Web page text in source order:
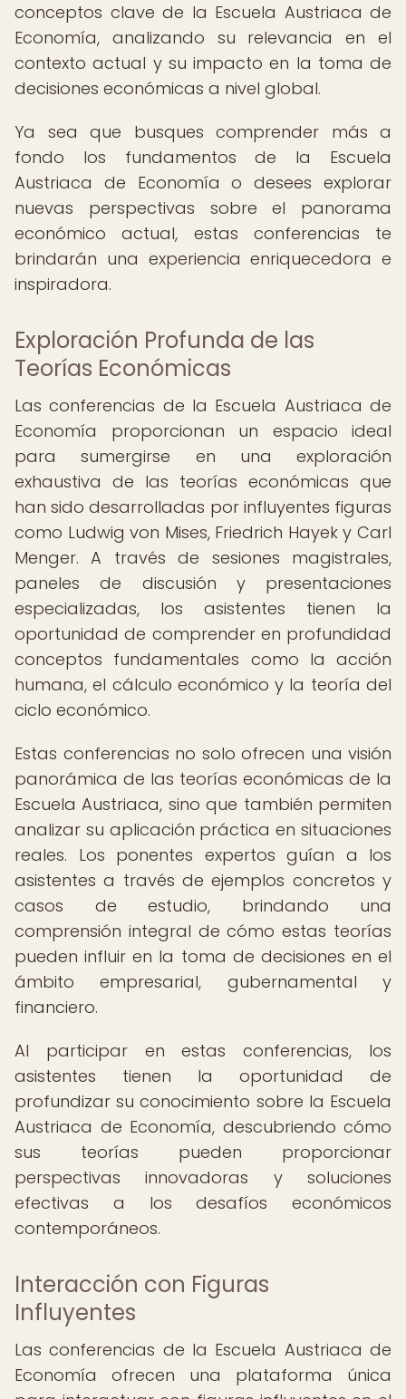
conceptos clave de la Escuela Austriaca de
Economía, analizando su relevancia en el
contexto actual y su impacto en la toma de
decisiones económicas a nivel global.
Ya sea que busques comprender más a
fondo los fundamentos de la Escuela
Austriaca de Economía o desees explorar
nuevas perspectivas sobre el panorama
económico actual, estas conferencias te
brindarán una experiencia enriquecedora e
inspiradora.
Exploración Profunda de las
Teorías Económicas
Las conferencias de la Escuela Austriaca de
Economía proporcionan un espacio ideal
para sumergirse en una exploración
exhaustiva de las teorías económicas que
han sido desarrolladas por influyentes figuras
como Ludwig von Mises, Friedrich Hayek y Carl
Menger. A través de sesiones magistrales,
paneles de discusión y presentaciones
especializadas, los asistentes tienen la
oportunidad de comprender en profundidad
conceptos fundamentales como la acción
humana, el cálculo económico y la teoría del
ciclo económico.
Estas conferencias no solo ofrecen una visión
panorámica de las teorías económicas de la
Escuela Austriaca, sino que también permiten
analizar su aplicación práctica en situaciones
reales. Los ponentes expertos guían a los
asistentes a través de ejemplos concretos y
casos de estudio, brindando una
comprensión integral de cómo estas teorías
pueden influir en la toma de decisiones en el
ámbito empresarial, gubernamental y
financiero.
Al participar en estas conferencias, los
asistentes tienen la oportunidad de
profundizar su conocimiento sobre la Escuela
Austriaca de Economía, descubriendo cómo
sus teorías pueden proporcionar
perspectivas innovadoras y soluciones
efectivas a los desafíos económicos
contemporáneos.
Interacción con Figuras
Influyentes
Las conferencias de la Escuela Austriaca de
Economía ofrecen una plataforma única